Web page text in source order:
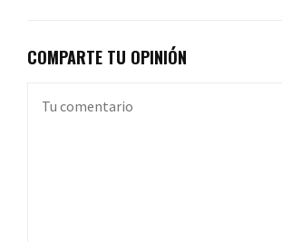
COMPARTE TU OPINIÓN